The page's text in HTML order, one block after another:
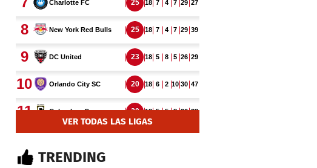
VER TODAS LAS LIGAS
TRENDING